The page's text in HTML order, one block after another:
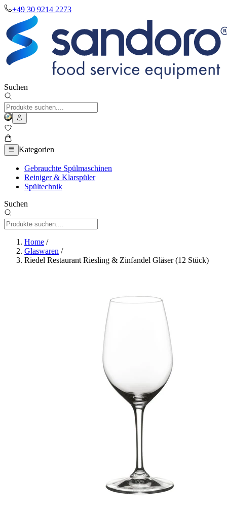
+49 30 9214 2273
Suchen
Kategorien
Gebrauchte Spülmaschinen
Reiniger & Klarspüler
Spültechnik
Suchen
Home /
Glaswaren /
Riedel Restaurant Riesling & Zinfandel Gläser (12 Stück)